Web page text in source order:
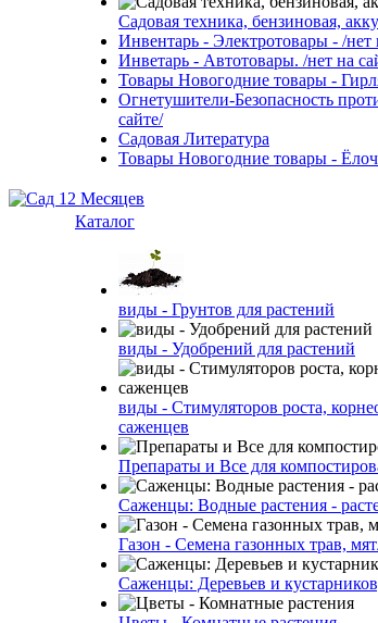
Садовая техника, бензиновая,
Инвентарь - Электротовары - /нет
Инветарь - Автотовары. /нет на
Товары Новогодние товары -
Огнетушители-Безопасность
сайте/
Садовая Литература
Товары Новогодние товары -
Каталог
виды - Грунтов для растений
виды - Удобрений для растений
виды - Стимуляторов роста,
саженцев
Препараты и Все для
Саженцы: Водные растения -
Газон - Семена газонных трав,
Саженцы: Деревьев и